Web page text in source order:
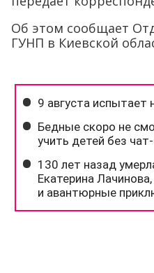
Об этом сообщает
ГУНП в Киевской